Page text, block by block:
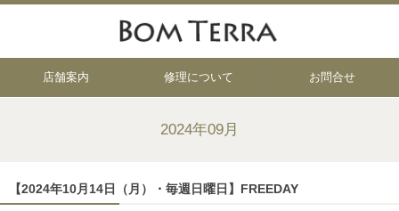
店舗案内 修理について お問合せ
2024年09月
【2024年10月14日（月）・毎週日曜日】FREEDAY